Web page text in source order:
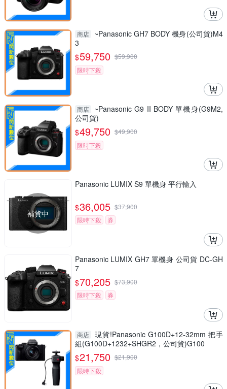
商店
~Panasonic GH7 BODY 機身(公司貨)M4
3
$59,750 $59,900
限時下殺
商店
~Panasonic G9 II BODY 單機身(G9M2,
公司貨)
$49,750 $49,900
限時下殺
補貨中
Panasonic LUMIX S9 單機身 平行輸入
$36,005 $37,900
限時下殺
券
Panasonic LUMIX GH7 單機身 公司貨 DC-GH
7
$70,205 $73,900
限時下殺
券
商店
現貨!Panasonic G100D+12-32mm 把手
組(G100D+1232+SHGR2，公司貨)G100
$21,750 $21,900
限時下殺